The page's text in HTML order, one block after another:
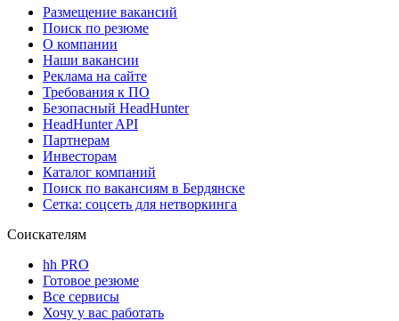
Размещение вакансий
Поиск по резюме
О компании
Наши вакансии
Реклама на сайте
Требования к ПО
Безопасный HeadHunter
HeadHunter API
Партнерам
Инвесторам
Каталог компаний
Поиск по вакансиям в Бердянске
Сетка: соцсеть для нетворкинга
Соискателям
hh PRO
Готовое резюме
Все сервисы
Хочу у вас работать